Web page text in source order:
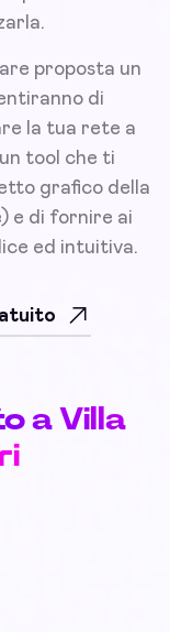
proposta un
di
la tua rete a
tool che ti
grafico della
e di fornire ai
ed intuitiva.
a Villa